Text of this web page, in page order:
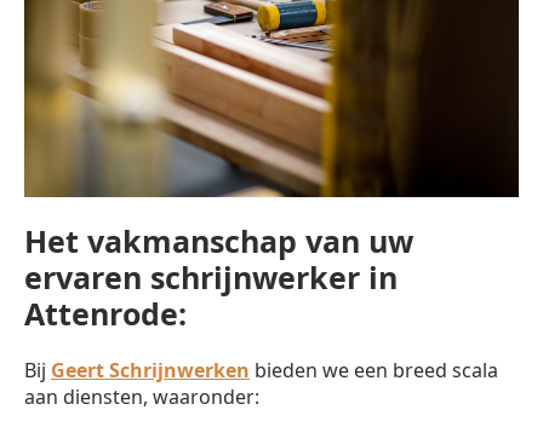
Het vakmanschap van uw
ervaren schrijnwerker in
Attenrode:
Bij Geert Schrijnwerken bieden we een breed scala
aan diensten, waaronder: